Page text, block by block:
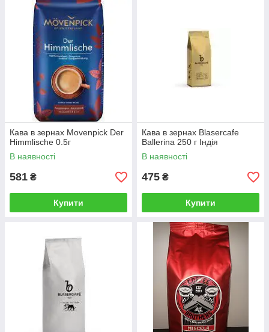
Кава в зернах Movenpick Der
Himmlische 0.5г
В наявності
581 ₴
Купити
Кава в зернах Blasercafe
Ballerina 250 г Індія
В наявності
475 ₴
Купити